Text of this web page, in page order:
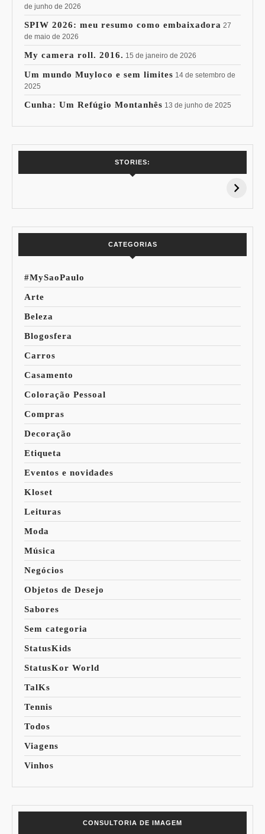
de junho de 2026
SPIW 2026: meu resumo como embaixadora 27
de maio de 2026
My camera roll. 2016. 15 de janeiro de 2026
Um mundo Muyloco e sem limites 14 de setembro de
2025
Cunha: Um Refúgio Montanhês 13 de junho de 2025
STORIES:
15% de
Pessoal: Os
CATEGORIAS
#MySaoPaulo
Arte
Beleza
Blogosfera
Carros
Casamento
Coloração Pessoal
Compras
Decoração
Etiqueta
Eventos e novidades
Kloset
Leituras
Moda
Música
Negócios
Objetos de Desejo
Sabores
Sem categoria
StatusKids
StatusKor World
TalKs
Tennis
Todos
Viagens
Vinhos
CONSULTORIA DE IMAGEM